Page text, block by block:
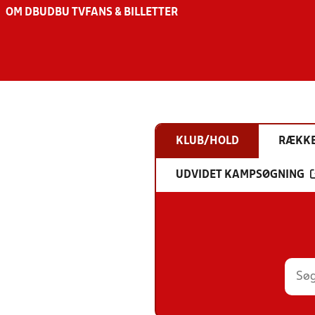
OM DBU DBU TV FANS & BILLETTER
KLUB/HOLD
UDVIDET KAMPSØGNING